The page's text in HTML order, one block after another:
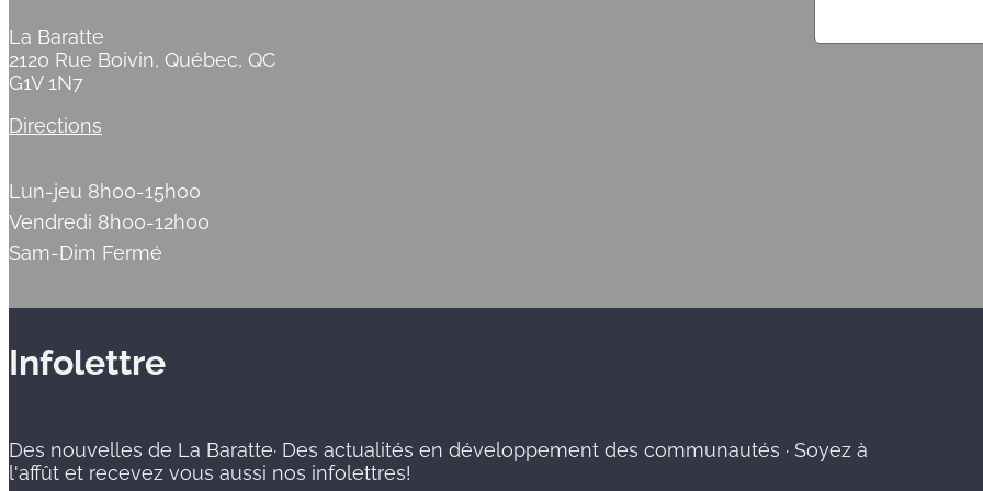
La Baratte
2120 Rue Boivin, Québec, QC
G1V 1N7
Directions
Lun-jeu 8h00-15h00
Vendredi 8h00-12h00
Sam-Dim Fermé
Infolettre
Des nouvelles de La Baratte· Des actualités en développement des communautés · Soyez à
l'affût et recevez vous aussi nos infolettres!